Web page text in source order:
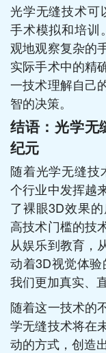
光学无缝技术可
手术模拟和培训
观地观察复杂的
实际手术中的精
一技术理解自己
智的决策。
结语：光学无
纪元
随着光学无缝技
个行业中发挥越
了裸眼3D效果
高技术门槛的技
从娱乐到教育，
动着3D视觉体
我们更加真实、
随着这一技术的
学无缝技术将在
动的方式，创造